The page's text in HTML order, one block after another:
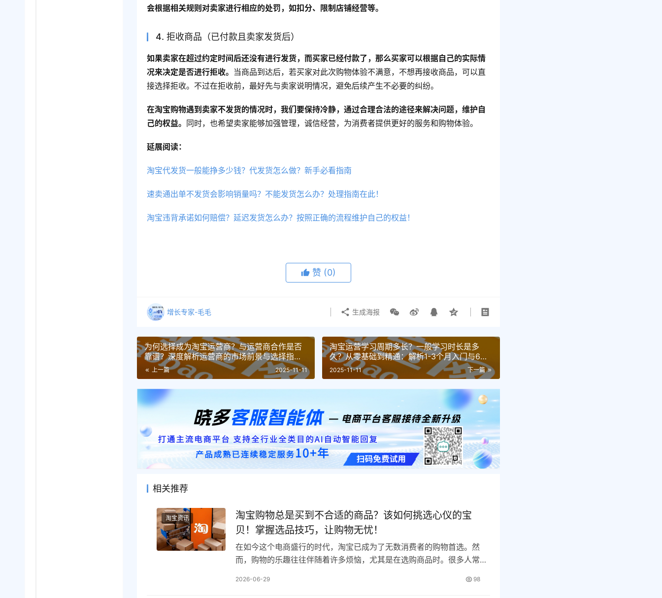
会根据相关规则对卖家进行相应的处罚，如扣分、限制店铺经营等。
4. 拒收商品（已付款且卖家发货后）
如果卖家在超过约定时间后还没有进行发货，而买家已经付款了，那么买家可以根据自己的实际情
况来决定是否进行拒收。 当商品到达后，若买家对此次购物体验不满意，不想再接收商品，可以直
接选择拒收。不过在拒收前，最好先与卖家说明情况，避免后续产生不必要的纠纷。
在淘宝购物遇到卖家不发货的情况时，我们要保持冷静，通过合理合法的途径来解决问题，维护自
己的权益。 同时，也希望卖家能够加强管理，诚信经营，为消费者提供更好的服务和购物体验。
延展阅读：
淘宝代发货一般能挣多少钱？代发货怎么做？新手必看指南
速卖通出单不发货会影响销量吗？不能发货怎么办？处理指南在此！
淘宝违背承诺如何赔偿？延迟发货怎么办？按照正确的流程维护自己的权益！
赞 (0)
增长专家-毛毛 生成海报
为何选择成为淘宝运营商？与运营商合作是否
靠谱？深度解析运营商的市场前景与选择指
南，助力商家规避风险、把握电商机遇！
上一篇 2025-11-11
淘宝运营学习周期多长？一般学习时长是多
久？从零基础到精通：解析1-3个月入门与6个
月进阶的阶段性学习路径！
下一篇
2025-11-11
相关推荐
淘宝资讯
淘宝购物总是买到不合适的商品？该如何挑选心仪的宝
贝！掌握选品技巧，让购物无忧！
在如今这个电商盛行的时代，淘宝已成为了无数消费者的购物首选。然
而，购物的乐趣往往伴随着许多烦恼，尤其是在选购商品时。很多人常常
2026-06-29 98